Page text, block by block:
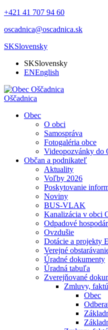
+421 41 707 94 60
oscadnica@oscadnica.sk
SKSlovensky
SKSlovensky
ENEnglish
Oščadnica
Obec
O obci
Samospráva
Fotogaléria obce
Videopozvánky do
Občan a podnikateľ
Aktuality
Voľby 2026
Poskytovanie
Noviny
BUS-VLAK
Kanalizácia v obci
Odpadové
Ovzdušie
Dotácie a projekty
Verejné
Úradné dokumenty
Úradná tabuľa
Zverejňované
Zmluvy,
Obec